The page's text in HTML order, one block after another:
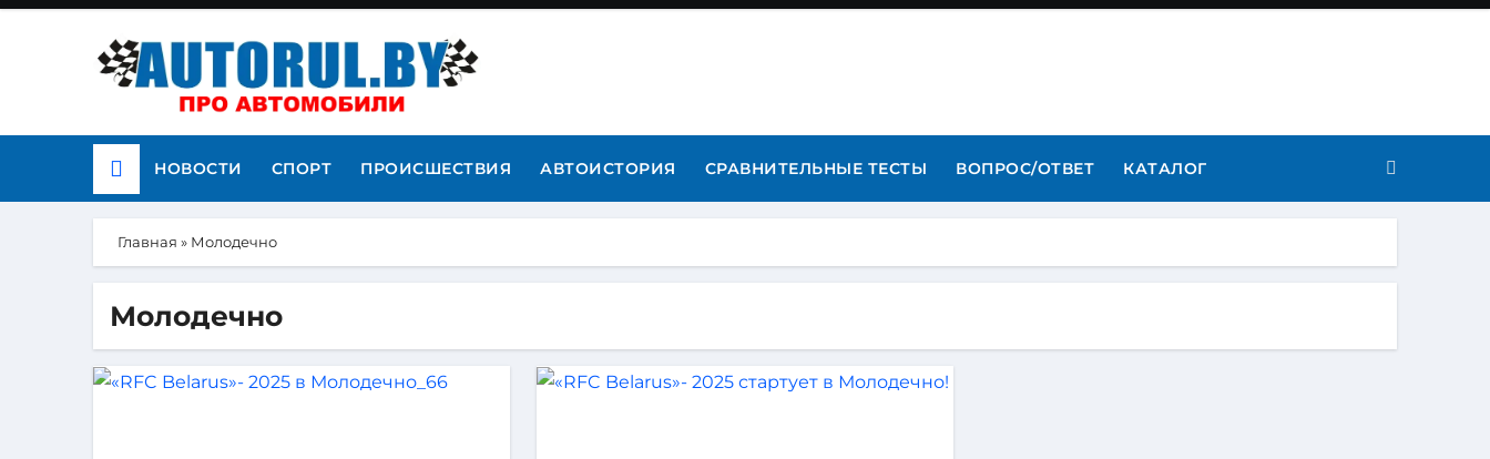
НОВОСТИ СПОРТ ПРОИСШЕСТВИЯ АВТОИСТОРИЯ СРАВНИТЕЛЬНЫЕ ТЕСТЫ ВОПРОС/ОТВЕТ КАТАЛОГ
Главная » Молодечно
Молодечно